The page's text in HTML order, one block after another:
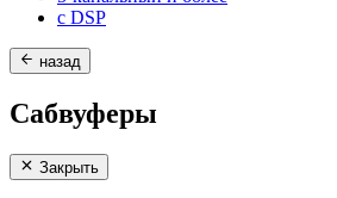
с DSP
назад
Сабвуферы
Закрыть